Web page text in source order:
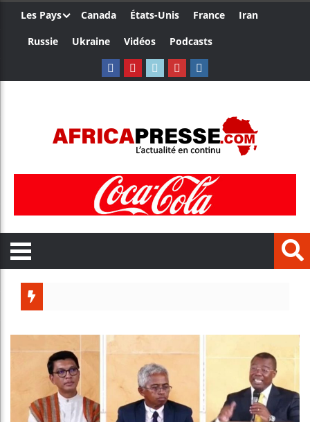
Les Pays Canada États-Unis France
Iran
Russie
Ukraine Vidéos Podcasts
Guinée
Bénin :